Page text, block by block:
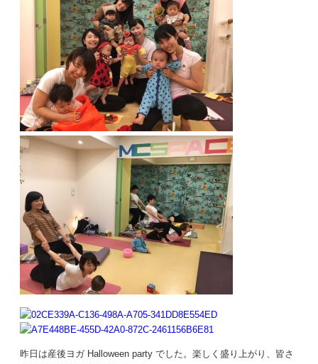
昨日は産後ヨガ Halloween party でした。楽しく盛り上がり、皆さ